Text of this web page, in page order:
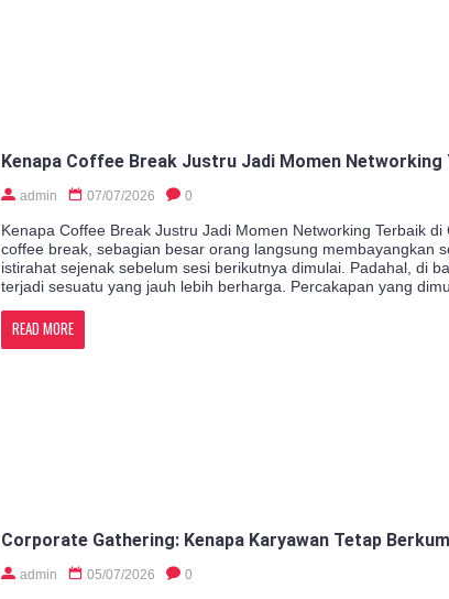
Kenapa Coffee Break Justru Jadi Momen
admin 07/07/2026 0
Kenapa Coffee Break Justru Jadi Momen Networking Terbaik
coffee break, sebagian besar orang langsung membayangkan
istirahat sejenak sebelum sesi berikutnya dimulai. Padahal, di
terjadi sesuatu yang jauh lebih berharga. Percakapan yang
READ MORE
Corporate Gathering: Kenapa Karyawan Tetap
admin 05/07/2026 0